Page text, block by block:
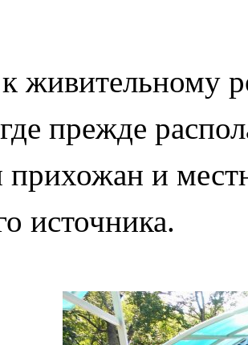
живительному
прежде
и
источника.